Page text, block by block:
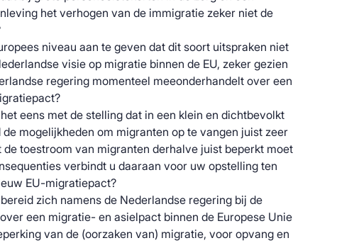
het verhogen van de immigratie zeker niet de
niveau aan te geven dat dit soort uitspraken niet
visie op migratie binnen de EU, zeker gezien
regering momenteel meeonderhandelt over een
eens met de stelling dat in een klein en dichtbevolkt
mogelijkheden om migranten op te vangen juist zeer
de toestroom van migranten derhalve juist beperkt moet
verbindt u daaraan voor uw opstelling ten
EU-migratiepact?
zich namens de Nederlandse regering bij de
een migratie- en asielpact binnen de Europese Unie
van de (oorzaken van) migratie, voor opvang en